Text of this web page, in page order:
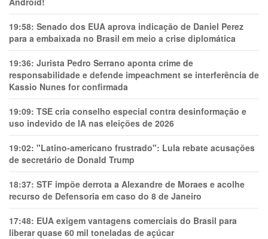
19:58: Senado dos EUA aprova indicação de Daniel Perez
para a embaixada no Brasil em meio a crise diplomática
19:36: Jurista Pedro Serrano aponta crime de
responsabilidade e defende impeachment se interferência de
Kassio Nunes for confirmada
19:09: TSE cria conselho especial contra desinformação e
uso indevido de IA nas eleições de 2026
19:02: "Latino-americano frustrado": Lula rebate acusações
de secretário de Donald Trump
18:37: STF impõe derrota a Alexandre de Moraes e acolhe
recurso de Defensoria em caso do 8 de Janeiro
17:48: EUA exigem vantagens comerciais do Brasil para
liberar quase 60 mil toneladas de açúcar